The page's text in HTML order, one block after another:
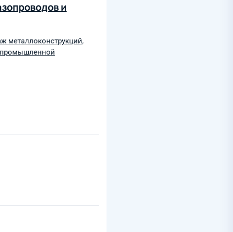
и
металлоконструкций,
промышленной